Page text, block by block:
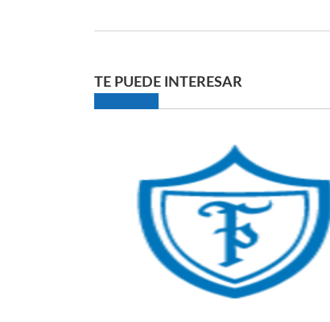
TE PUEDE INTERESAR